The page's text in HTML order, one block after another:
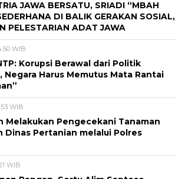
JAWA BERSATU, SRIADI “MBAH
DI BALIK GERAKAN SOSIAL,
PELESTARIAN ADAT JAWA
WIB
Korupsi Berawal dari Politik
Negara Harus Memutus Mata Rantai
WIB
Melakukan Pengecekani Tanaman
Dinas Pertanian melalui Polres
WIB